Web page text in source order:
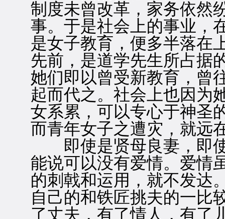
制度未曾改革，家务依然
事。于是社会上的事业，
是女子教育，便多半落在
先前，是道学先生所占据
她们即以曾受新教育，曾
起而代之。社会上也因为
女系累，可以专心于神圣
而青年女子之遭灾，就远
即使是贤母良妻，即使
能说可以没有爱情。爱情
的刺戟和运用，就不发达
自己的和铁匠挑夫的一比
了丈夫，有了情人，有了